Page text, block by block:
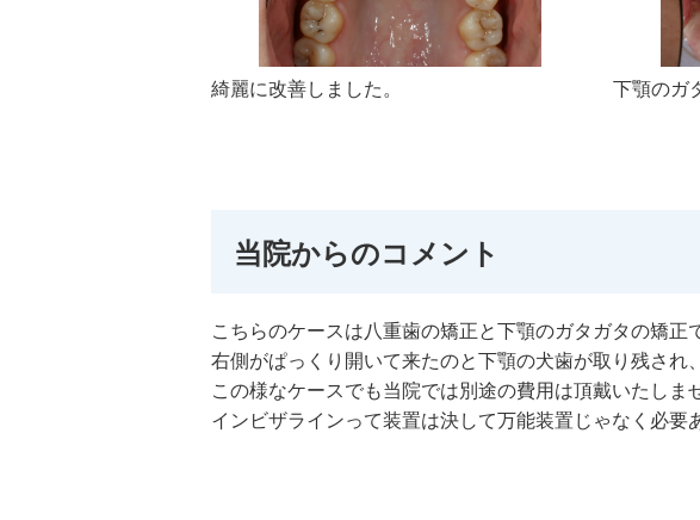
綺麗に改善しました。 下顎のガ
当院からのコメント
こちらのケースは八重歯の矯正と下顎のガタガタの矯正
右側がぱっくり開いて来たのと下顎の犬歯が取り残さ
この様なケースでも当院では別途の費用は頂戴いたしま
インビザラインって装置は決して万能装置じゃなく必